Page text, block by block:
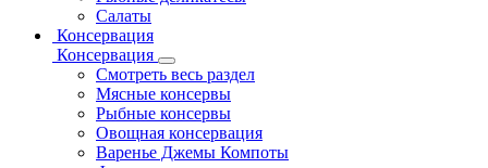
Салаты
Консервация
Консервация
Смотреть весь раздел
Мясные консервы
Рыбные консервы
Овощная консервация
Варенье Джемы Компоты